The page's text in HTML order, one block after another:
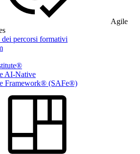
Agile
dei percorsi formativi
AI-Native
Framework® (SAFe®)